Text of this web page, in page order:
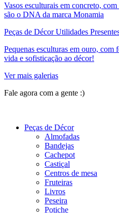
Vasos esculturais em concreto,
são o DNA da marca Monamia
Peças de Décor Utilidades
Pequenas esculturas em ouro, com
vida e sofisticação ao décor!
Ver mais galerias
Fale agora com a gente :)
Peças de Décor
Almofadas
Bandejas
Cachepot
Castiçal
Centros de mesa
Fruteiras
Livros
Peseira
Potiche